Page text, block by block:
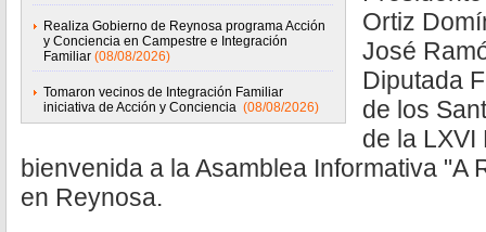
Realiza Gobierno de Reynosa programa Acción
y Conciencia en Campestre e Integración
Familiar (08/08/2026)
Tomaron vecinos de Integración Familiar
iniciativa de Acción y Conciencia (08/08/2026)
Ortiz
José
Diputada
de los
de la LXVI
bienvenida a la Asamblea Informativa "A
en Reynosa.